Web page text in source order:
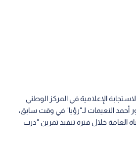
الإعلامية في المركز الوطني
أحمد النعيمات لـ"رؤيا" في وقت سابق،
العامة خلال فترة تنفيذ تمرين "درب